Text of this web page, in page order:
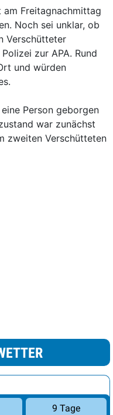
am Freitagnachmittag
Noch sei unklar, ob
Verschütteter
zur APA. Rund
und würden
Person geborgen
war zunächst
zweiten Verschütteten
9 Tage